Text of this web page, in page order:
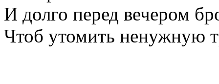
И долго перед вечером
Чтоб утомить ненужную